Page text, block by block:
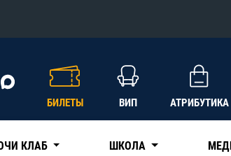
БИЛЕТЫ ВИП АТРИБУТИКА
КЛАБ ШКОЛА